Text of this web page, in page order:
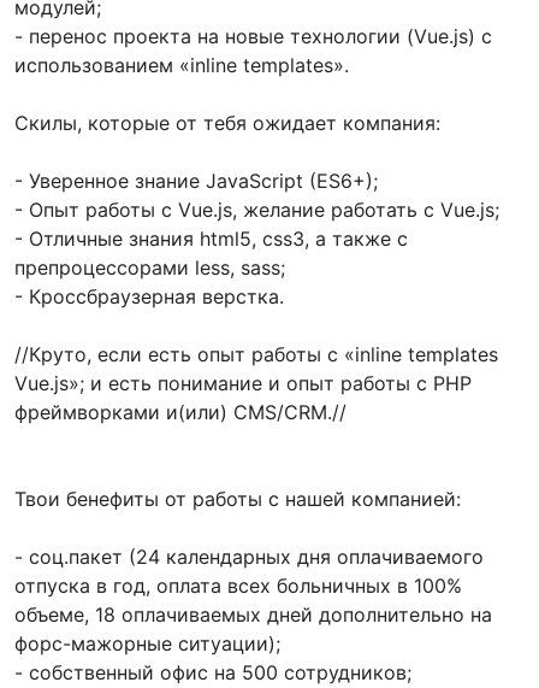
модулей;
- перенос проекта на новые технологии (Vue.js) с
использованием «inline templates».
Скилы, которые от тебя ожидает компания:
- Уверенное знание JavaScript (ES6+);
- Опыт работы с Vue.js, желание работать с Vue.js;
- Отличные знания html5, css3, а также с
препроцессорами less, sass;
- Кроссбраузерная верстка.
//Круто, если есть опыт работы с «inline templates
Vue.js»; и есть понимание и опыт работы с PHP
фреймворками и(или) CMS/CRM.//
Твои бенефиты от работы с нашей компанией:
- соц.пакет (24 календарных дня оплачиваемого
отпуска в год, оплата всех больничных в 100%
объеме, 18 оплачиваемых дней дополнительно на
форс-мажорные ситуации);
- собственный офис на 500 сотрудников;